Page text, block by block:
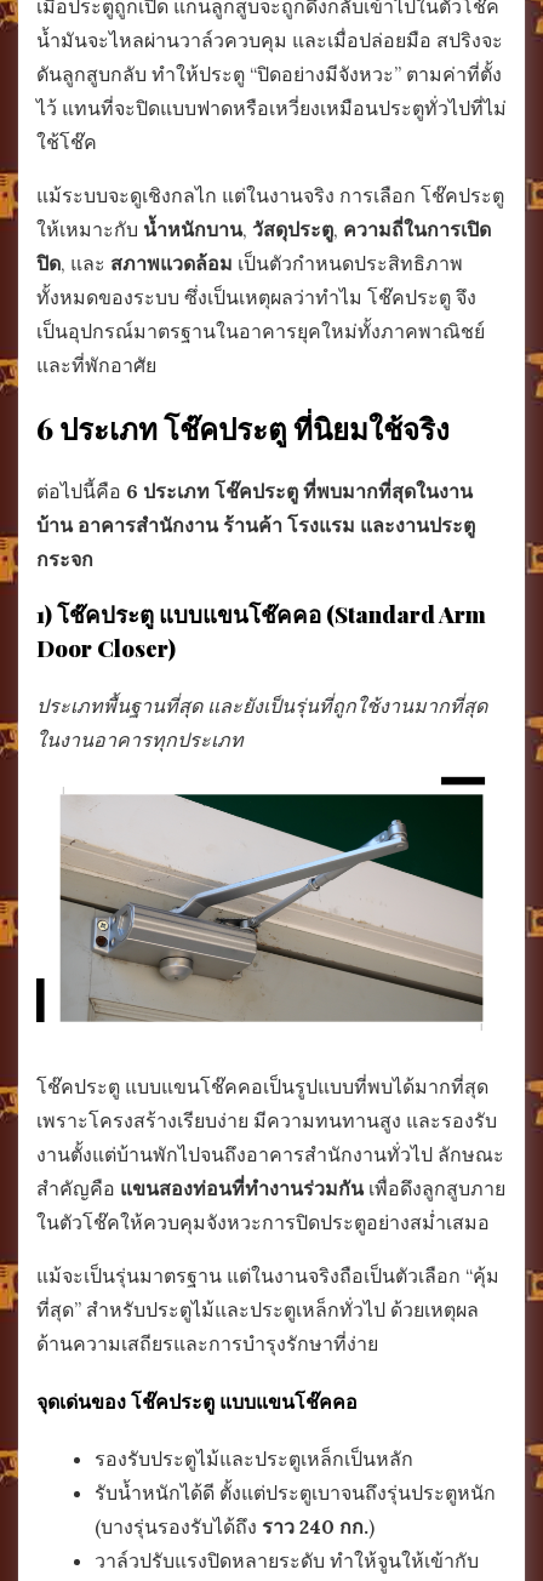
เมื่อประตูถูกเปิด แกนลูกสูบจะถูกดึงกลับเข้าไปในตัวโช๊ค
น้ำมันจะไหลผ่านวาล์วควบคุม และเมื่อปล่อยมือ สปริงจะ
ดันลูกสูบกลับ ทำให้ประตู “ปิดอย่างมีจังหวะ” ตามค่าที่ตั้ง
ไว้ แทนที่จะปิดแบบฟาดหรือเหวี่ยงเหมือนประตูทั่วไปที่ไม่
ใช้โช๊ค
แม้ระบบจะดูเชิงกลไก แต่ในงานจริง การเลือก โช๊คประตู
ให้เหมาะกับ น้ำหนักบาน, วัสดุประตู, ความถี่ในการเปิด
ปิด, และ สภาพแวดล้อม เป็นตัวกำหนดประสิทธิภาพ
ทั้งหมดของระบบ ซึ่งเป็นเหตุผลว่าทำไม โช๊คประตู จึง
เป็นอุปกรณ์มาตรฐานในอาคารยุคใหม่ทั้งภาคพาณิชย์
และที่พักอาศัย
6 ประเภท โช๊คประตู ที่นิยมใช้จริง
ต่อไปนี้คือ 6 ประเภท โช๊คประตู ที่พบมากที่สุดในงาน
บ้าน อาคารสำนักงาน ร้านค้า โรงแรม และงานประตู
กระจก
1) โช๊คประตู แบบแขนโช๊คคอ (Standard Arm
Door Closer)
ประเภทพื้นฐานที่สุด และยังเป็นรุ่นที่ถูกใช้งานมากที่สุด
ในงานอาคารทุกประเภท
โช๊คประตู แบบแขนโช๊คคอเป็นรูปแบบที่พบได้มากที่สุด
เพราะโครงสร้างเรียบง่าย มีความทนทานสูง และรองรับ
งานตั้งแต่บ้านพักไปจนถึงอาคารสำนักงานทั่วไป ลักษณะ
สำคัญคือ แขนสองท่อนที่ทำงานร่วมกันเพื่อดึงลูกสูบภาย
ในตัวโช๊คให้ควบคุมจังหวะการปิดประตูอย่างสม่ำเสมอ
แม้จะเป็นรุ่นมาตรฐาน แต่ในงานจริงถือเป็นตัวเลือก “คุ้ม
ที่สุด” สำหรับประตูไม้และประตูเหล็กทั่วไป ด้วยเหตุผล
ด้านความเสถียรและการบำรุงรักษาที่ง่าย
จุดเด่นของ โช๊คประตู แบบแขนโช๊คคอ
รองรับประตูไม้และประตูเหล็กเป็นหลัก
รับน้ำหนักได้ดี ตั้งแต่ประตูเบาจนถึงรุ่นประตูหนัก
(บางรุ่นรองรับได้ถึง ราว 240 กก.)
วาล์วปรับแรงปิดหลายระดับ ทำให้จูนให้เข้ากับ